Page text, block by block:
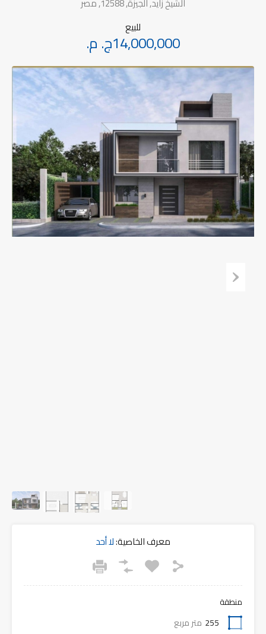
للبيع
14,000,000ج. م.
معرف الخاصية:لا أحد
منطقة
255 متر مربع